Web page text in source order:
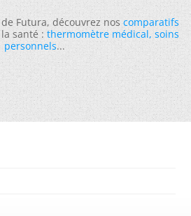
de Futura, découvrez noscomparatifs
santé :thermomètre médical,soins
personnels...